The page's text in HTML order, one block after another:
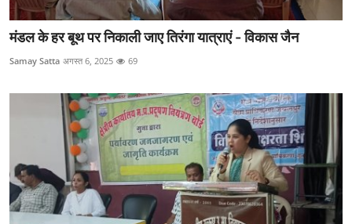
मंडल के हर बूथ पर निकाली जाए तिरंगा यात्राएं - विकास जैन
Samay Satta अगस्त 6, 2025 69